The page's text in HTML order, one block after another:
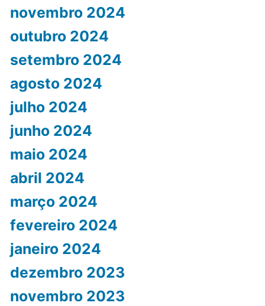
novembro 2024
outubro 2024
setembro 2024
agosto 2024
julho 2024
junho 2024
maio 2024
abril 2024
março 2024
fevereiro 2024
janeiro 2024
dezembro 2023
novembro 2023